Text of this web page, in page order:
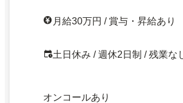
月給30万円 / 賞与・昇給あり
土日休み / 週休2日制 / 残業な
オンコールあり